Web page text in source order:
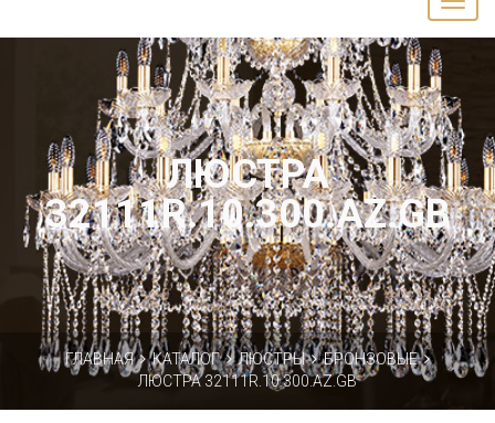
ЛЮСТРА
32111R.10.300.AZ.GB
ГЛАВНАЯ КАТАЛОГ ЛЮСТРЫ
БРОНЗОВЫЕ
ЛЮСТРА 32111R.10.300.AZ.GB